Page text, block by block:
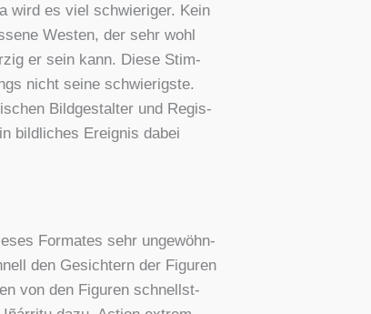
wird es viel schwie­ri­ger. Kein
Wes­ten, der sehr wohl
er sein kann. Die­se Stim­
nicht sei­ne schwie­rigs­te.
Bild­ge­stal­ter und Regis­
bild­li­ches Ereig­nis dabei
For­ma­tes sehr unge­wöhn­
den Gesich­tern der Figu­ren
von den Figu­ren schnellst­